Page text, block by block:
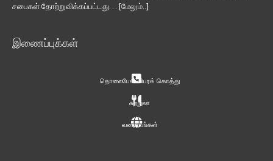
சபைகள் தோற்றுவிக்கப்பட்டது… [மேலும்..]
இணைப்புக்கள்
தொலைபேசி விபரக் கொத்து
சுற்றுலா
வரைபடங்கள்